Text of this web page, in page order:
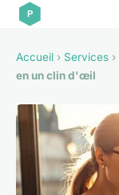
Accueil › Services ›
en un clin d'œil